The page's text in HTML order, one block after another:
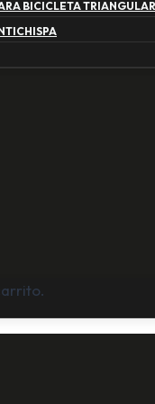
BICICLETA TRIANGULAR